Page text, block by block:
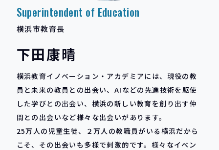
Superintendent of Education
横浜市教育長
下田康晴
横浜教育イノベーション・アカデミアには、現役の教
員と未来の教員との出会い、AIなどの先進技術を駆使
した学びとの出会い、横浜の新しい教育を創り出す仲
間との出会いなど様々な出会いがあります。
25万人の児童生徒、２万人の教職員がいる横浜だから
こそ、その出会いも多様で刺激的です。様々なイベン